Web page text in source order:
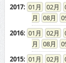
2017: 01 02
08
2016: 01 02
08
2015: 01 02